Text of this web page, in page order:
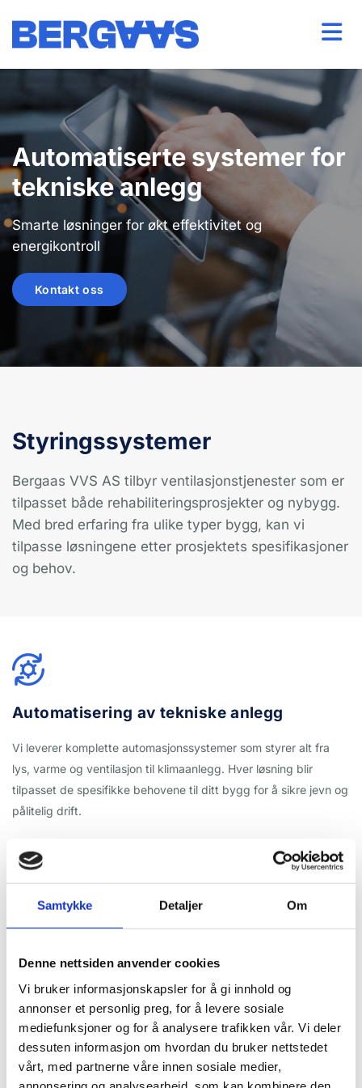
Samtykke Detaljer Om
Denne nettsiden anvender cookies
Vi bruker informasjonskapsler for å gi innhold og
annonser et personlig preg, for å levere sosiale
mediefunksjoner og for å analysere trafikken vår. Vi deler
dessuten informasjon om hvordan du bruker nettstedet
vårt, med partnerne våre innen sosiale medier,
Automatiserte systemer for
tekniske anlegg
Smarte løsninger for økt effektivitet og
energikontroll
Kontakt oss
Styringssystemer
Bergaas VVS AS tilbyr ventilasjonstjenester som er
tilpasset både rehabiliteringsprosjekter og nybygg.
Med bred erfaring fra ulike typer bygg, kan vi
tilpasse løsningene etter prosjektets spesifikasjoner
og behov.
Automatisering av tekniske anlegg
Vi leverer komplette automasjonssystemer som styrer alt fra
lys, varme og ventilasjon til klimaanlegg. Hver løsning blir
tilpasset de spesifikke behovene til ditt bygg for å sikre jevn og
pålitelig drift.
Gjennom smarte løsninger som IoT (Internet of Things),
byggets effektivitet og funksjonalitet.